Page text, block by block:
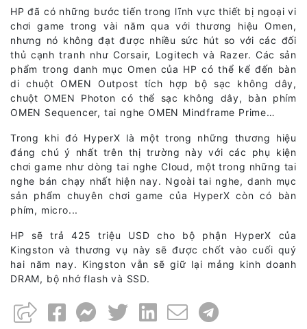
HP đã có những bước tiến trong lĩnh vực thiết bị ngoại vi
chơi game trong vài năm qua với thương hiệu Omen,
nhưng nó không đạt được nhiều sức hút so với các đối
thủ cạnh tranh như Corsair, Logitech và Razer. Các sản
phẩm trong danh mục Omen của HP có thể kể đến bàn
di chuột OMEN Outpost tích hợp bộ sạc không dây,
chuột OMEN Photon có thể sạc không dây, bàn phím
OMEN Sequencer, tai nghe OMEN Mindframe Prime…
Trong khi đó HyperX là một trong những thương hiệu
đáng chú ý nhất trên thị trường này với các phụ kiện
chơi game như dòng tai nghe Cloud, một trong những tai
nghe bán chạy nhất hiện nay. Ngoài tai nghe, danh mục
sản phẩm chuyên chơi game của HyperX còn có bàn
phím, micro...
HP sẽ trả 425 triệu USD cho bộ phận HyperX của
Kingston và thương vụ này sẽ được chốt vào cuối quý
hai năm nay. Kingston vẫn sẽ giữ lại mảng kinh doanh
DRAM, bộ nhớ flash và SSD.